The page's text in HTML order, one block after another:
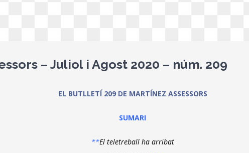
– Juliol i Agost 2020 – núm. 209
EL BUTLLETÍ 209 DE MARTÍNEZ ASSESSORS
SUMARI
**El teletreball ha arribat